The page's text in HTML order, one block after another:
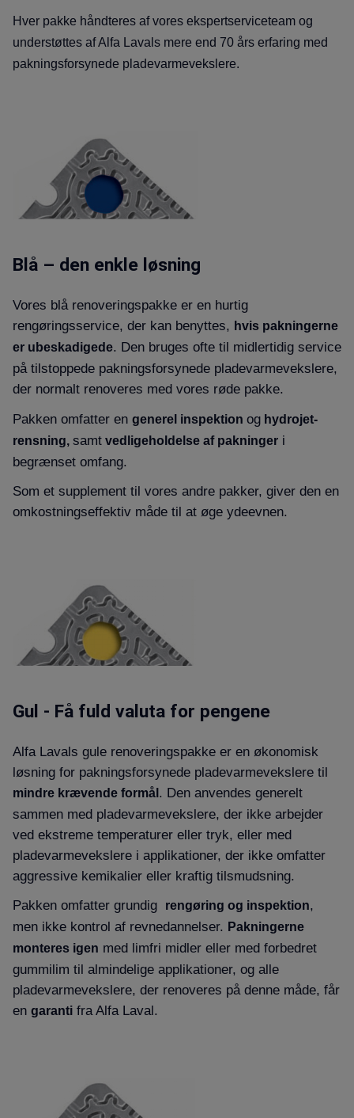
Hver pakke håndteres af vores ekspertserviceteam og
understøttes af Alfa Lavals mere end 70 års erfaring med
pakningsforsynede pladevarmevekslere.
Blå – den enkle løsning
Vores blå renoveringspakke er en hurtig
rengøringsservice, der kan benyttes, hvis pakningerne
er ubeskadigede. Den bruges ofte til midlertidig service
på tilstoppede pakningsforsynede pladevarmevekslere,
der normalt renoveres med vores røde pakke.
Pakken omfatter en generel inspektion og hydrojet-
rensning, samt vedligeholdelse af pakninger i
begrænset omfang.
Som et supplement til vores andre pakker, giver den en
omkostningseffektiv måde til at øge ydeevnen.
Gul - Få fuld valuta for pengene
Alfa Lavals gule renoveringspakke er en økonomisk
løsning for pakningsforsynede pladevarmevekslere til
mindre krævende formål . Den anvendes generelt
sammen med pladevarmevekslere, der ikke arbejder
ved ekstreme temperaturer eller tryk, eller med
pladevarmevekslere i applikationer, der ikke omfatter
aggressive kemikalier eller kraftig tilsmudsning.
Pakken omfatter grundig
rengøring og inspektion,
men ikke kontrol af revnedannelser. Pakningerne
monteres igen med limfri midler eller med forbedret
gummilim til almindelige applikationer, og alle
pladevarmevekslere, der renoveres på denne måde, får
en garanti fra Alfa Laval.